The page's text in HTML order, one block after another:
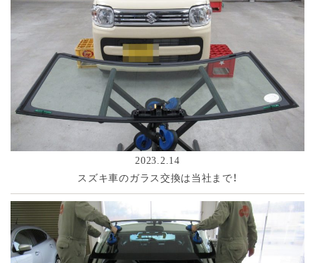
2023.2.14
スズキ車のガラス交換は当社まで！